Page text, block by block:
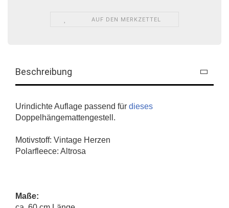
AUF DEN MERKZETTEL
Beschreibung
Urindichte Auflage passend für dieses
Doppelhängemattengestell.
Motivstoff: Vintage Herzen
Polarfleece: Altrosa
Maße: